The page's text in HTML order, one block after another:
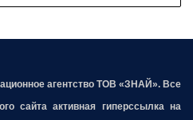
агентство ТОВ «ЗНАЙ». Все
сайта активная гиперссылка на